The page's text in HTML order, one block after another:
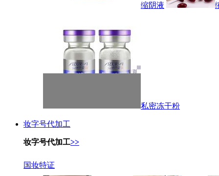
缩阴液
私密冻干粉
妆字号代加工
妆字号代加工>>
国妆特证